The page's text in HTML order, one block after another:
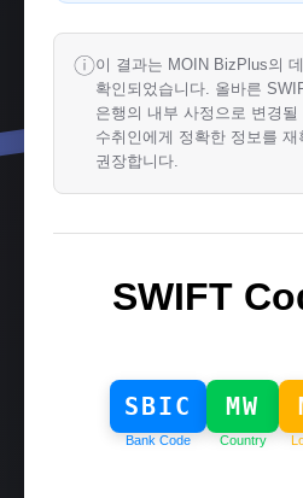
ⓘ이 결과는 MOIN BizPlus의
확인되었습니다. 올바른
은행의 내부 사정으로 변경
수취인에게 정확한 정보를 재
권장합니다.
SWIFT
SBIC
Bank Code
MW
Country